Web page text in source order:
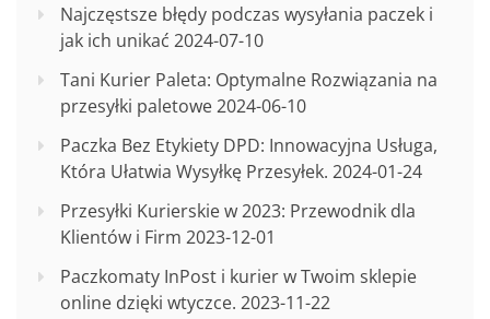
Najczęstsze błędy podczas wysyłania paczek i
jak ich unikać 2024-07-10
Tani Kurier Paleta: Optymalne Rozwiązania na
przesyłki paletowe2024-06-10
Paczka Bez Etykiety DPD: Innowacyjna Usługa,
Która Ułatwia Wysyłkę Przesyłek. 2024-01-24
Przesyłki Kurierskie w 2023: Przewodnik dla
Klientów i Firm 2023-12-01
Paczkomaty InPost i kurier w Twoim sklepie
online dzięki wtyczce. 2023-11-22